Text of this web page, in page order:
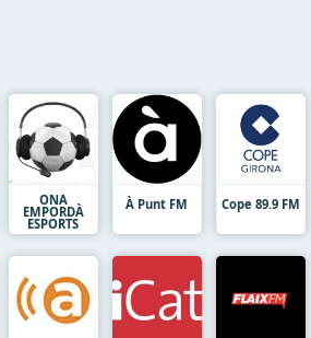
ONA
EMPORDÀ
ESPORTS
À Punt FM Cope 89.9 FM